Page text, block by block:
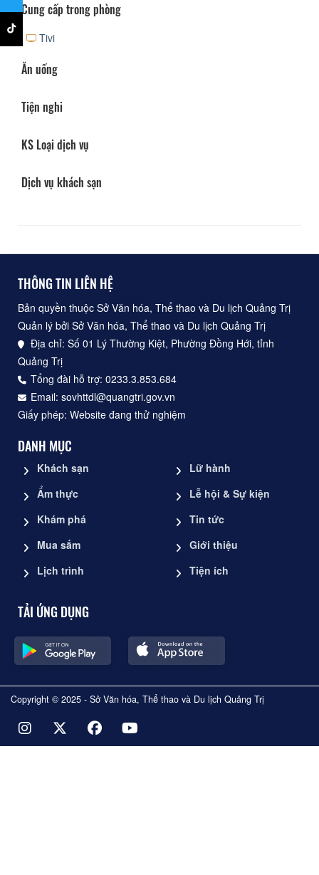
Cung cấp trong phòng
Tivi
Ăn uống
Tiện nghi
KS Loại dịch vụ
Dịch vụ khách sạn
THÔNG TIN LIÊN HỆ
Bản quyền thuộc Sở Văn hóa, Thể thao và Du lịch Quảng Trị
Quản lý bởi Sở Văn hóa, Thể thao và Du lịch Quảng Trị
Địa chỉ: Số 01 Lý Thường Kiệt, Phường Đồng Hới, tỉnh
Quảng Trị
Tổng đài hỗ trợ: 0233.3.853.684
Email: sovhttdl@quangtri.gov.vn
Giấy phép: Website đang thử nghiệm
DANH MỤC
Khách sạn
Ẩm thực
Khám phá
Mua sắm
Lịch trình
Lữ hành
Lễ hội & Sự kiện
Tin tức
Giới thiệu
Tiện ích
TẢI ỨNG DỤNG
Copyright © 2025 - Sở Văn hóa, Thể thao và Du lịch Quảng Trị